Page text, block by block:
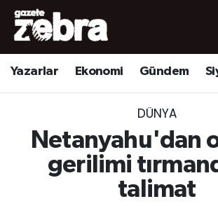
Yazarlar Ekonomi Gündem
DÜNYA
Netanyahu'dan
gerilimi
talimat
Yazarlar
Ekonomi
Yerel
Nöbetçi Eczaneler
Hava Durumu
Süper Lig Puan Durumu ve
Tüm Manşetler